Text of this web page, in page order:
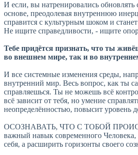
И если, вы натренировались обновлять
основе, преодолевая внутреннюю
справится с культурным шоком и
Не ищите справедливости, - ищите
Тебе придётся признать, что ты
во внешнем мире, так и во
И все системные изменения среды,
внутренний мир. Весь вопрос, как ты
справляешься. Ты не можешь всё
всё зависит от тебя, но умение
неопределённостью, повысит уровень
ОСОЗНАВАТЬ, ЧТО С ТОБОЙ
важный навык современного Человека,
себя, а расширить горизонты своего